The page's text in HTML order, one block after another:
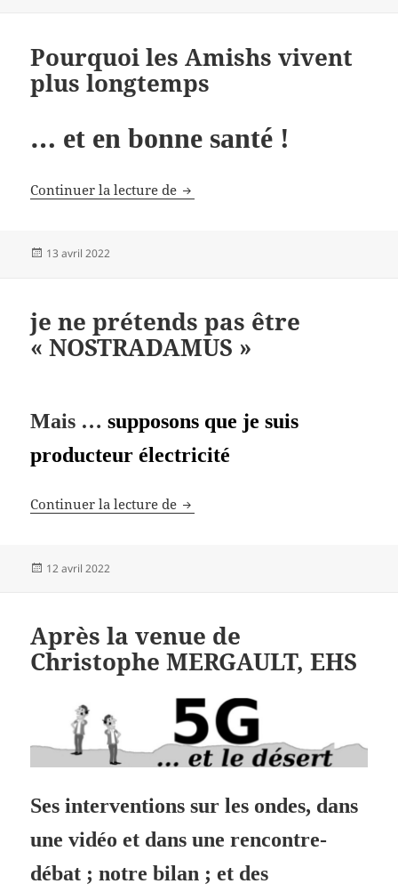
Pourquoi les Amishs vivent
plus longtemps
… et en bonne santé !
Continuer la lecture de Pourquoi les Amishs vivent plus
Publié
13 avril 2022
je ne prétends pas être
« NOSTRADAMUS »
Mais …supposons que je suis
producteur électricité
Continuer la lecture de je ne prétends pas être «
Publié
12 avril 2022
Après la venue de
Christophe MERGAULT, EHS
Ses interventions sur les ondes, dans
une vidéo et dans une rencontre-
débat ; notre bilan ; et des